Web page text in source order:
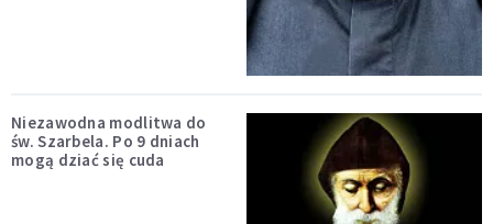
Niezawodna modlitwa do
św. Szarbela. Po 9 dniach
mogą dziać się cuda